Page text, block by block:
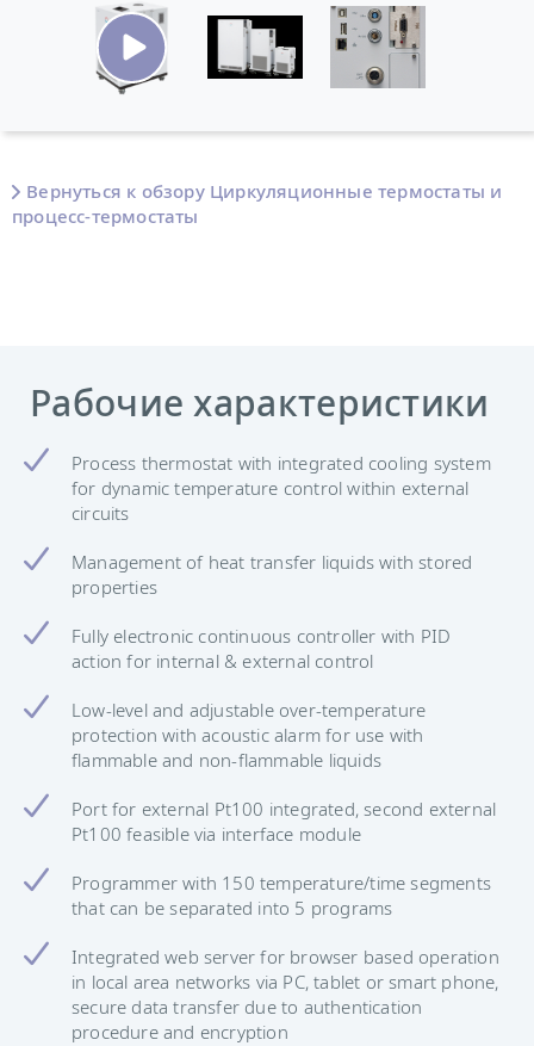
Вернуться к обзору Циркуляционные термостаты и
процесс-термостаты
Рабочие характеристики
Process thermostat with integrated cooling system
for dynamic temperature control within external
circuits
Management of heat transfer liquids with stored
properties
Fully electronic continuous controller with PID
action for internal & external control
Low-level and adjustable over-temperature
protection with acoustic alarm for use with
flammable and non-flammable liquids
Port for external Pt100 integrated, second external
Pt100 feasible via interface module
Programmer with 150 temperature/time segments
that can be separated into 5 programs
Integrated web server for browser based operation
in local area networks via PC, tablet or smart phone,
secure data transfer due to authentication
procedure and encryption